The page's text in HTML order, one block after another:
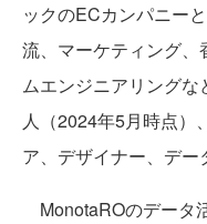
ックのECカンパニー
流、マーケティング
ムエンジニアリング
人（2024年5月時点）
ア、デザイナー、デー
MonotaROのデータ